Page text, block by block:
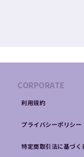
CORPORATE
利用規約
プライバシーポリシー
特定商取引法に基づく